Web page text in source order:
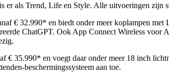
er als Trend, Life en Style. Alle uitvoeringen zijn
€ 32.990* en biedt onder meer koplampen
ChatGPT. Ook App Connect Wireless
€ 35.990* en voegt daar onder meer 18 inch
beschermingssysteem aan toe.